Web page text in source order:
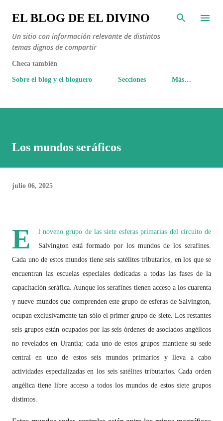
Ir al contenido principal
EL BLOG DE EL DIVINO
Un sitio con información relevante de distintos
temas dignos de compartir
Checa también
Sobre el blog y el bloguero Secciones Más…
Los mundos seráficos
julio 06, 2025
E
l noveno grupo de las siete esferas primarias del circuito de
Salvington está formado por los mundos de los serafines.
Cada uno de estos mundos tiene seis satélites tributarios, en los que se
encuentran las escuelas especiales dedicadas a todas las fases de la
capacitación seráfica. Aunque los serafines tienen acceso a los cuarenta
y nueve mundos que comprenden este grupo de esferas de Salvington,
ocupan exclusivamente tan sólo el primer grupo de siete. Los restantes
seis grupos están ocupados por las seis órdenes de asociados angélicos
no revelados en Urantia; cada uno de estos grupos mantiene su sede
central en uno de estos seis mundos primarios y lleva a cabo
actividades especializadas en los seis satélites tributarios. Cada orden
angélica tiene libre acceso a todos los mundos de estos siete grupos
distintos.